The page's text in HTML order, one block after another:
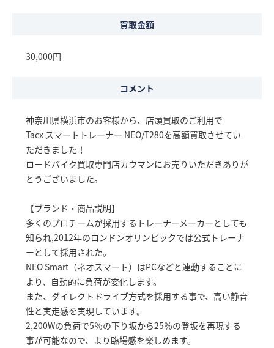
買取金額
30,000円
コメント
神奈川県横浜市のお客様から、店頭買取のご利用で
Tacx スマートトレーナー NEO/T280を高額買取させてい
ただきました！
ロードバイク買取専門店カウマンにお売りいただきありが
とうございました。
【ブランド・商品説明】
多くのプロチームが採用するトレーナーメーカーとしても
知られ,2012年のロンドンオリンピックでは公式トレーナ
ーとして採用された。
NEO Smart（ネオスマート）はPCなどと連動することに
より、自動的に負荷が変化します。
また、ダイレクトドライブ方式を採用する事で、高い静音
性と実走感を実現しています。
2,200Wの負荷で5％の下り坂から25％の登坂を再現する
事が可能なので、より臨場感を楽しめます。